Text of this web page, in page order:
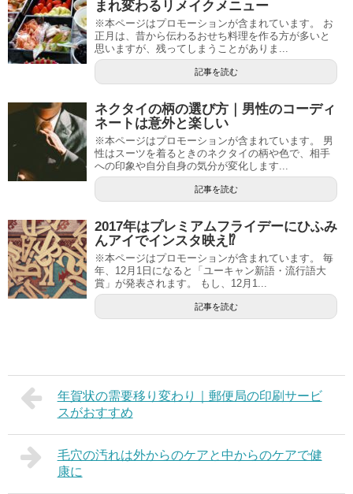
まれ変わるリメイクメニュー
※本ページはプロモーションが含まれています。 お
正月は、昔から伝わるおせち料理を作る方が多いと
思いますが、残ってしまうことがありま...
記事を読む
ネクタイの柄の選び方｜男性のコーディ
ネートは意外と楽しい
※本ページはプロモーションが含まれています。 男
性はスーツを着るときのネクタイの柄や色で、相手
への印象や自分自身の気分が変化します...
記事を読む
2017年はプレミアムフライデーにひふみ
んアイでインスタ映え⁉
※本ページはプロモーションが含まれています。 毎
年、12月1日になると「ユーキャン新語・流行語大
賞」が発表されます。 もし、12月1...
記事を読む
年賀状の需要移り変わり｜郵便局の印刷サービ
スがおすすめ
毛穴の汚れは外からのケアと中からのケアで健
康に